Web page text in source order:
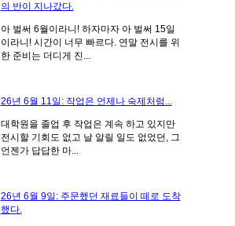
의 반이 지나갔다.
아 벌써 6월이라니! 하자마자 아 벌써 15일
이라니! 시간이 너무 빠르다. 연말 전시를 위
한 준비는 더디게 진...
26년 6월 11일: 작업은 언제나 숙제처럼...
대학원을 졸업 후 작업은 계속 하고 있지만
전시할 기회도 없고 날 알릴 일도 없었던, 그
언젠가 답답한 마...
26년 6월 9일: 주문했던 재료들이 떼로 도착
했다.